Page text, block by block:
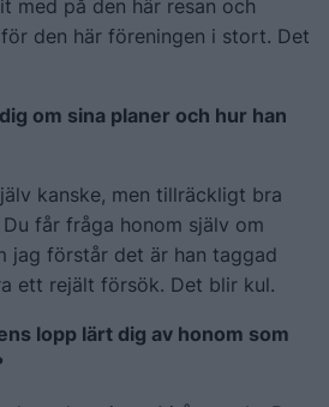
med på den här resan och
den här föreningen i stort. Det
om sina planer och hur han
kanske, men tillräckligt bra
får fråga honom själv om
jag förstår det är han taggad
ett rejält försök. Det blir kul.
lopp lärt dig av honom som